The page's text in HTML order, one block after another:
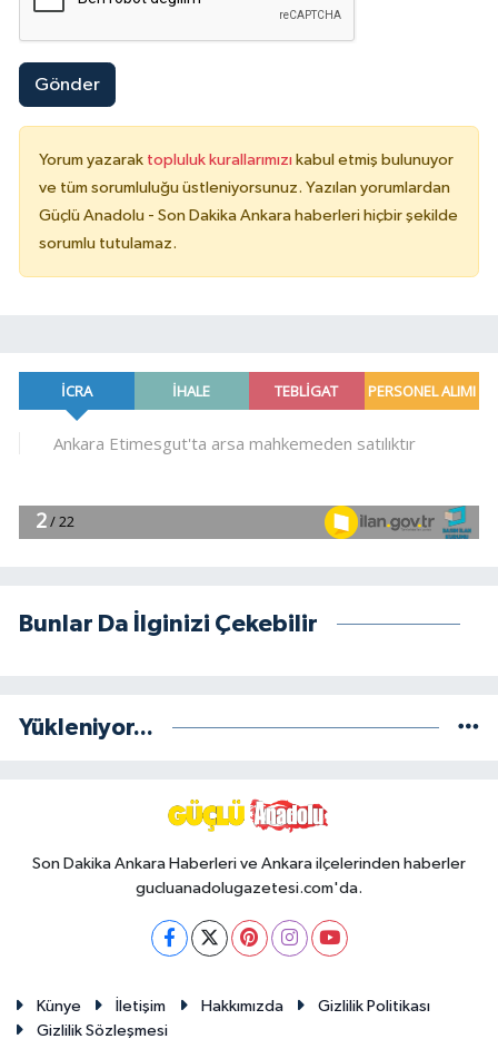
Gönder
Yorum yazarak topluluk kurallarımızı kabul etmiş bulunuyor
ve tüm sorumluluğu üstleniyorsunuz. Yazılan yorumlardan
Güçlü Anadolu - Son Dakika Ankara haberleri hiçbir şekilde
sorumlu tutulamaz.
Bunlar Da İlginizi Çekebilir
Yükleniyor...
Son Dakika Ankara Haberleri ve Ankara ilçelerinden haberler
gucluanadolugazetesi.com'da.
Künye İletişim Hakkımızda
Gizlilik Politikası
Gizlilik Sözleşmesi